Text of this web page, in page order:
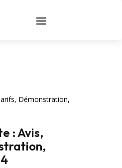
Démonstration,
: Avis,